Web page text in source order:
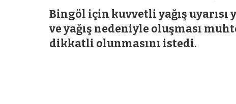
Bingöl için kuvvetli yağış uyarısı
ve yağış nedeniyle oluşması
dikkatli olunmasını istedi.